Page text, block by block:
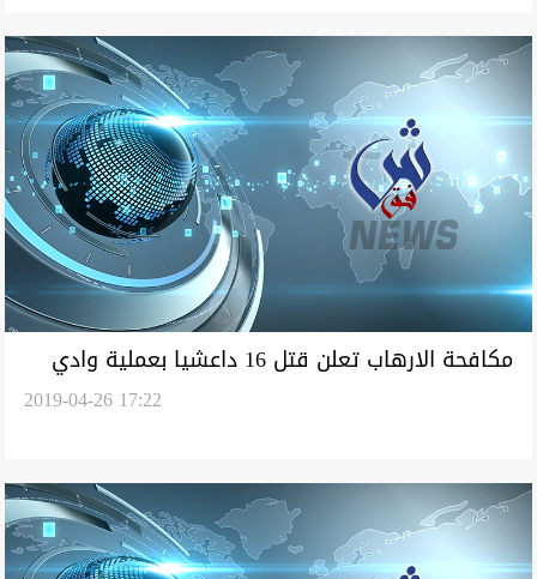
مكافحة الارهاب تعلن قتل 16 داعشيا بعملية وادي
2019-04-26 17:22